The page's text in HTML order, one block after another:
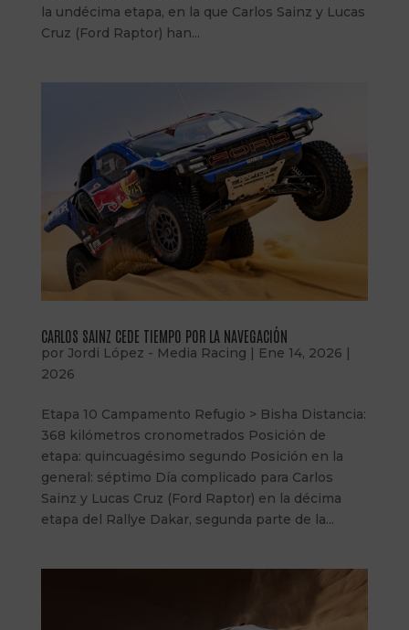
la undécima etapa, en la que Carlos Sainz y Lucas
Cruz (Ford Raptor) han...
CARLOS SAINZ CEDE TIEMPO POR LA NAVEGACIÓN
por Jordi López - Media Racing | Ene 14, 2026 |
2026
Etapa 10 Campamento Refugio > Bisha Distancia:
368 kilómetros cronometrados Posición de
etapa: quincuagésimo segundo Posición en la
general: séptimo Día complicado para Carlos
Sainz y Lucas Cruz (Ford Raptor) en la décima
etapa del Rallye Dakar, segunda parte de la...